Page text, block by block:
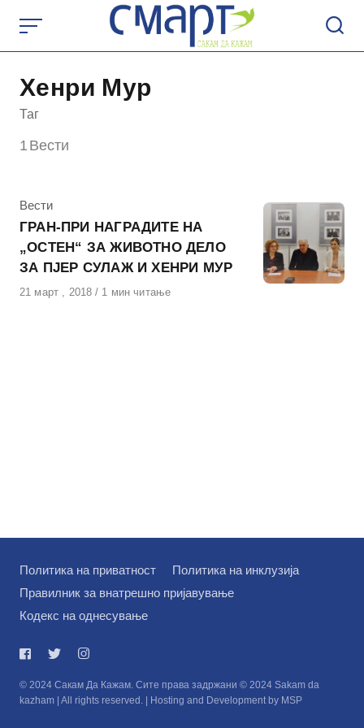
content
Хенри Мур
Таг
1 Вести
КАтегорија
Вести
ГРАН-ПРИ НАГРАДИТЕ НА
„ОСТЕН“ ЗА ЖИВОТНО ДЕЛО
ЗА ПЈЕР СУЛАЖ И ХЕНРИ МУР
Објавено
21 март , 2018 1 мин читање
Политика на приватност
Политика на инклузија
Правилник за внатрешно пријавување
Кодекс на однесување
© 2024 Сакам Да Кажам. Сите права задржани © 2024 Sakam da
kazham | All rights reserved. | Hosting and Development by MSP